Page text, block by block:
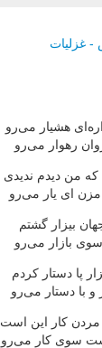
غزلیات
هشیار می‌رو
رهوار می‌رو
كه من دیدم ندیدی
ای یار می‌رو
بیزار گشتم
سوی بازار می‌رو
پا دستار كردم
و با دستار می‌رو
مردن كار این است
سوی كار می‌رو